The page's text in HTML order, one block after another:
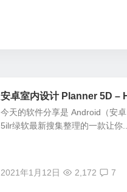
安卓室内设计 Planner 5D –
今天的软件分享是 Android（安
5ilr绿软最新搜集整理的一款让你...
2021年1月12日 2,172 7